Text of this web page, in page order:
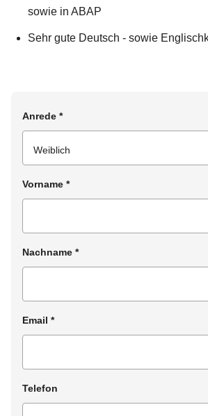
sowie in ABAP
Sehr gute Deutsch - sowie
Anrede *
Vorname *
Nachname *
Email *
Telefon